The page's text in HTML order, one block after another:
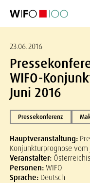
23.06.2016
WIFO-
Juni 2016
Pressekonferenz
Hauptveranstaltung:
Konjunkturprognose vom
Veranstalter:
Personen:WIFO
Sprache: Deutsch